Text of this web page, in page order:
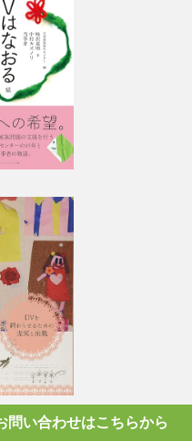
問い合わせはこちらから